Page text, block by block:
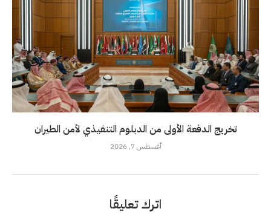
تخريج الدفعة الأولى من الدبلوم التنفيذي لأمن الطيران
أغسطس 7, 2026
اترك تعليقًا